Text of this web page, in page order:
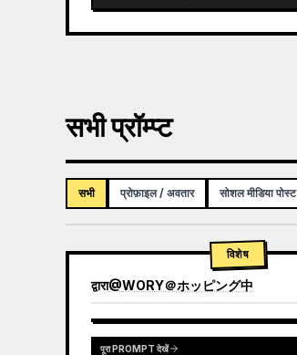
सभी प्रॉम्प्ट
सभी प्रोफ़ाइल / अवतार सोशल मीडिया पोस्ट
विशेष
द्वारा@WORY＠ホッピング中
पूरा PROMPT देखें